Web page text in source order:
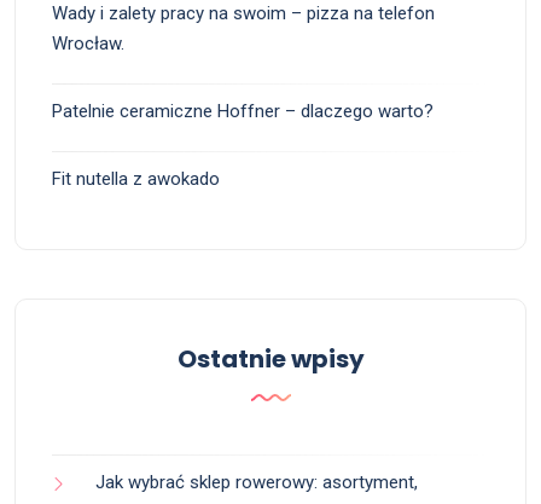
Wady i zalety pracy na swoim – pizza na telefon
Wrocław.
Patelnie ceramiczne Hoffner – dlaczego warto?
Fit nutella z awokado
Ostatnie wpisy
Jak wybrać sklep rowerowy: asortyment,